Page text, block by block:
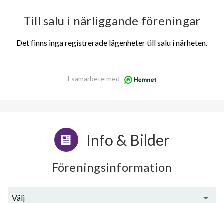
Till salu i närliggande föreningar
Det finns inga registrerade lägenheter till salu i närheten.
I samarbete med
Info & Bilder
Föreningsinformation
Välj